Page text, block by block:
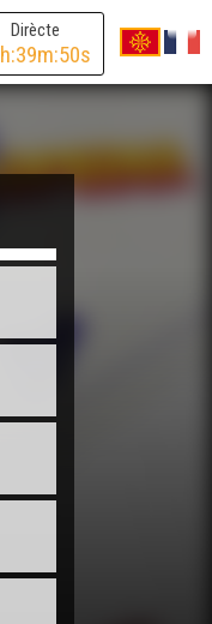
Dirècte
h:39m:50s